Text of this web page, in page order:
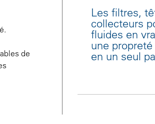
de
Les filtres,
collecteurs
fluides en
une
en un seul